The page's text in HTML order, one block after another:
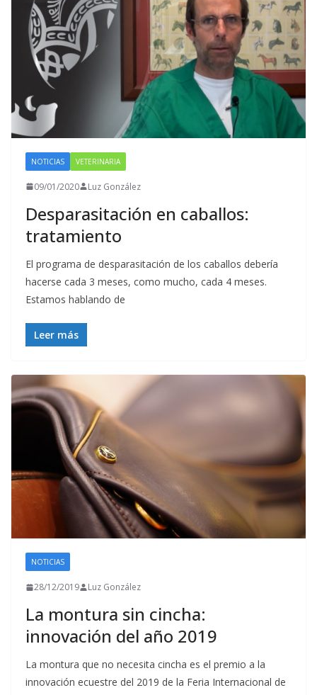
NOTICIAS VETERINARIA
09/01/2020 Luz González
Desparasitación en caballos:
tratamiento
El programa de desparasitación de los caballos debería
hacerse cada 3 meses, como mucho, cada 4 meses.
Estamos hablando de
Leer más
NOTICIAS
28/12/2019 Luz González
La montura sin cincha:
innovación del año 2019
La montura que no necesita cincha es el premio a la
innovación ecuestre del 2019 de la Feria Internacional de